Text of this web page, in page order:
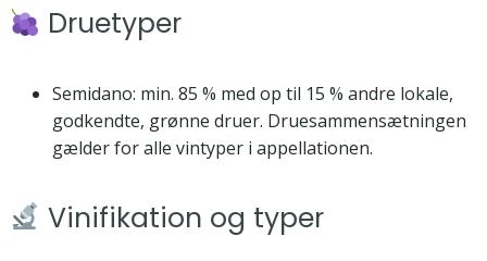
Druetyper
Semidano: min. 85 % med op til 15 % andre lokale,
godkendte, grønne druer. Druesammensætningen
gælder for alle vintyper i appellationen.
Vinifikation og typer